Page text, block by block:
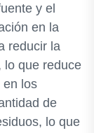
y el
en la
reducir la
lo que reduce
en los
de
lo que